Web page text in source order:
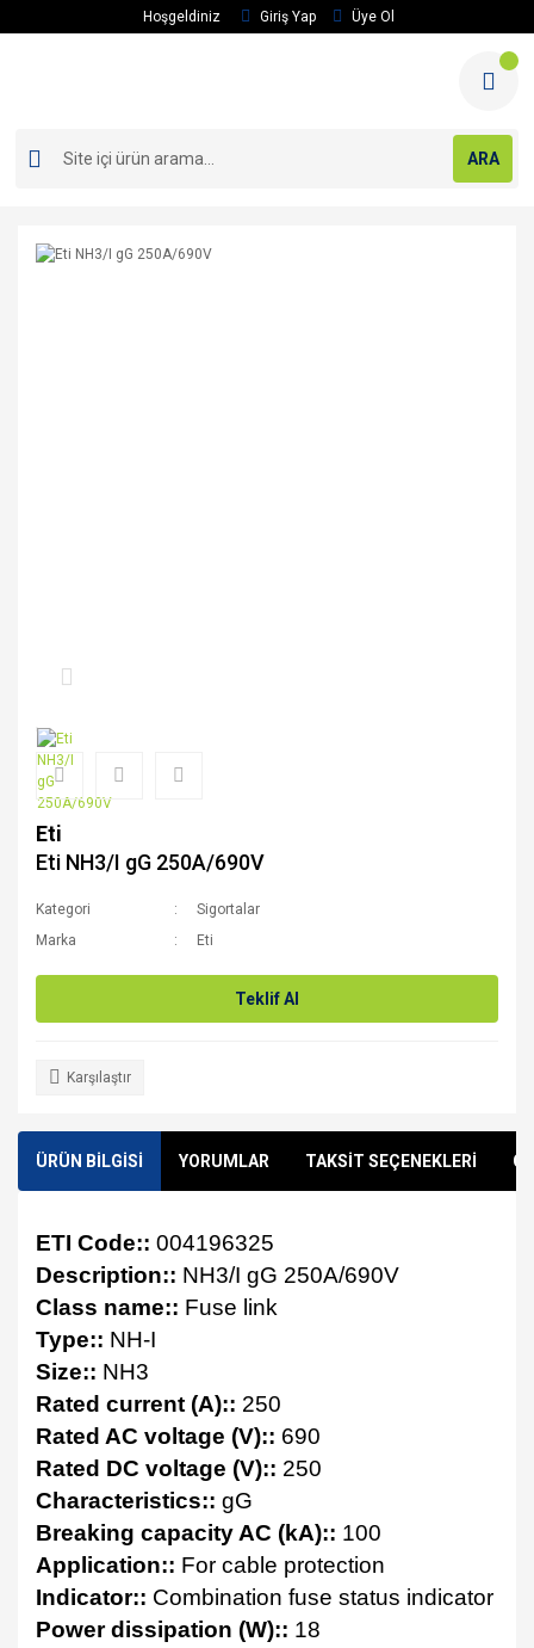
Hoşgeldiniz Giriş Yap Üye Ol
ARA
Eti
Eti NH3/I gG 250A/690V
Kategori
Sigortalar
Marka
Eti
Teklif Al
Karşılaştır
ÜRÜN BİLGİSİ YORUMLAR TAKSİT SEÇENEKLERİ
ETI Code:: 004196325
Description:: NH3/I gG 250A/690V
Class name:: Fuse link
Type:: NH-I
Size:: NH3
Rated current (A):: 250
Rated AC voltage (V):: 690
Rated DC voltage (V):: 250
Characteristics:: gG
Breaking capacity AC (kA):: 100
Application:: For cable protection
Indicator:: Combination fuse status indicator
Power dissipation (W):: 18